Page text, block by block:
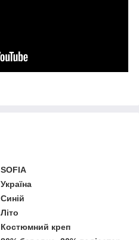
SOFIA
Україна
Синій
Літо
Костюмний креп